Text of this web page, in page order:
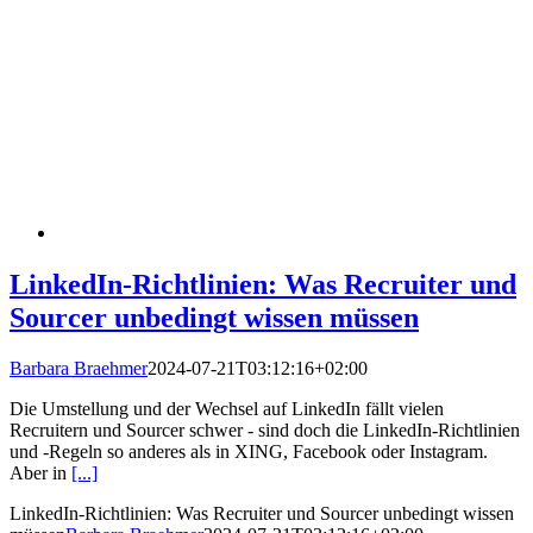
LinkedIn-Richtlinien: Was Recruiter und
Sourcer unbedingt wissen müssen
Barbara Braehmer2024-07-21T03:12:16+02:00
Die Umstellung und der Wechsel auf LinkedIn fällt vielen
Recruitern und Sourcer schwer - sind doch die LinkedIn-Richtlinien
und -Regeln so anderes als in XING, Facebook oder Instagram.
Aber in [...]
LinkedIn-Richtlinien: Was Recruiter und Sourcer unbedingt wissen